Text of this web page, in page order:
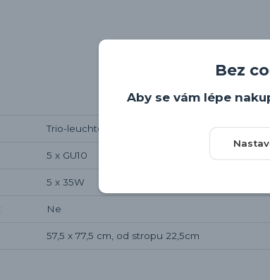
Trio-leuchten
5 x GU10
5 x 35W
Ne
57,5 x 77,5 cm, od stropu 22,5cm
Bez
Aby se vám lépe